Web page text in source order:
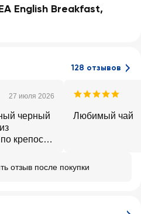
English Breakfast,
128 отзывов
27 июля 2026
черный
крепости
Любимый чай
отзыв после покупки